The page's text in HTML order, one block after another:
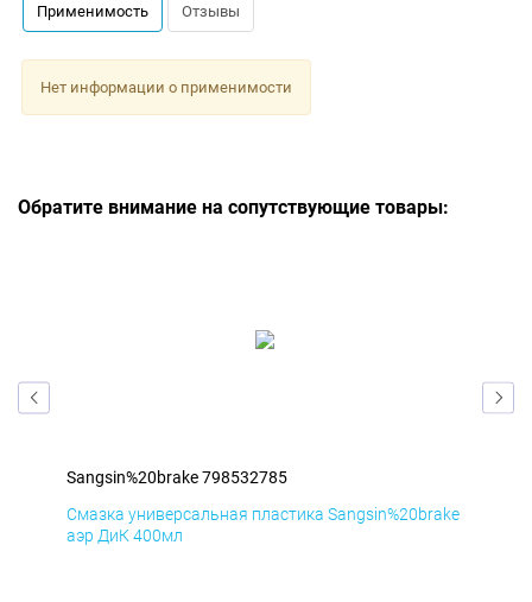
Применимость Отзывы
Нет информации о применимости
Обратите внимание на сопутствующие товары:
Sangsin%20brake 798532785
Смазка универсальная пластика Sangsin%20brake
аэр ДиК 400мл